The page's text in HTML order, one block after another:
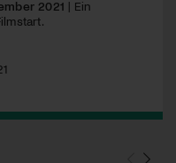
2021 | Ein